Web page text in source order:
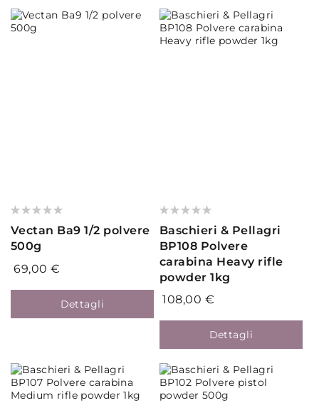
Valutazione:
Vectan Ba9 1/2 polvere
500g
69,00 €
Dettagli
Valutazione:
Baschieri & Pellagri
BP108 Polvere
carabina Heavy rifle
powder 1kg
108,00 €
Dettagli